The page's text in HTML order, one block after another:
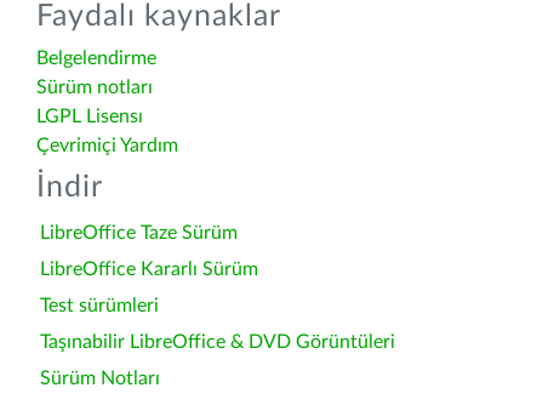
Faydalı kaynaklar
Belgelendirme
Sürüm notları
LGPL Lisensı
Çevrimiçi Yardım
İndir
LibreOffice Taze Sürüm
LibreOffice Kararlı Sürüm
Test sürümleri
Taşınabilir LibreOffice & DVD Görüntüleri
Sürüm Notları